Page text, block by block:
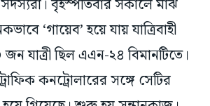
বৃহস্পতিবার সকালে মাঝ
‘গায়েব’ হয়ে যায় যাত্রিবাহী
জন যাত্রী ছিল এএন-২৪ বিমানটিতে।
কনট্রোলারের সঙ্গে সেটির